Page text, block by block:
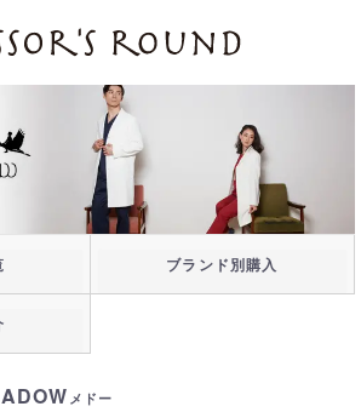
ラウンド
ブランド別購入
メドー